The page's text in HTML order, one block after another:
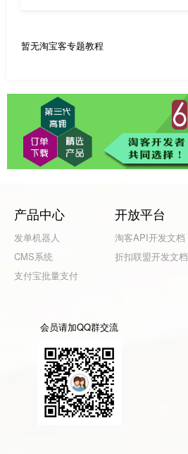
暂无淘宝客专题教程
产品中心
发单机器人
CMS系统
支付宝批量支付
开放平台
淘客API开发文档
折扣联盟开发文档
会员请加QQ群交流